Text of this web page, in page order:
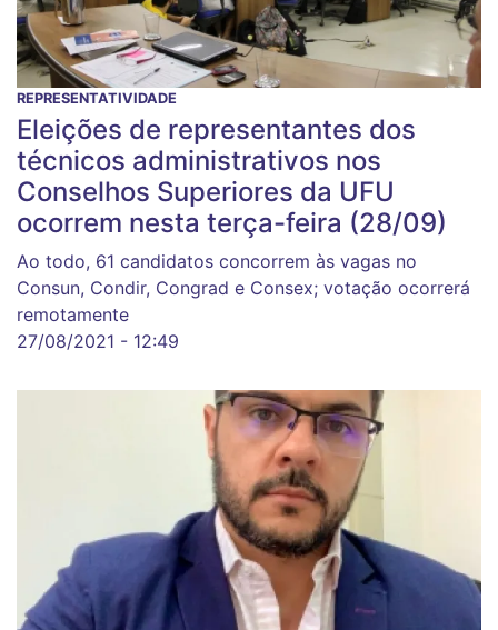
REPRESENTATIVIDADE
Eleições de representantes dos
técnicos administrativos nos
Conselhos Superiores da UFU
ocorrem nesta terça-feira (28/09)
Ao todo, 61 candidatos concorrem às vagas no
Consun, Condir, Congrad e Consex; votação ocorrerá
remotamente
27/08/2021 - 12:49